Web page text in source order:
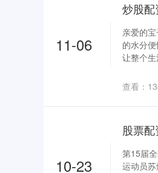
11-06
亲爱的
的水分
让整个
查看：
10-23
第15届
运动员